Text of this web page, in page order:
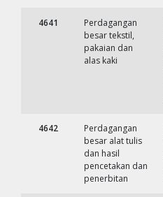
4641
Perdagangan
besar tekstil,
pakaian dan
alas kaki
4642
Perdagangan
besar alat tulis
dan hasil
pencetakan dan
penerbitan